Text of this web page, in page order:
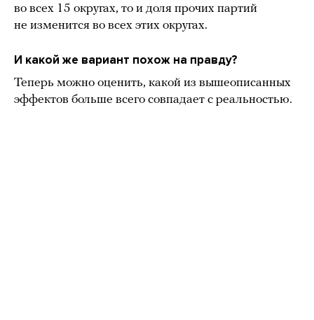
во всех 15 округах, то и доля прочих партий
не изменится во всех этих округах.
И какой же вариант похож на правду?
Теперь можно оценить, какой из вышеописанных
эффектов больше всего совпадает с реальностью.